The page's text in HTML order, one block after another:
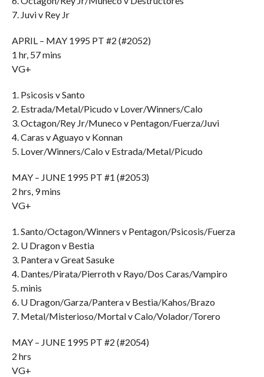
7. Juvi v Rey Jr
APRIL – MAY 1995 PT #2 (#2052)
1 hr, 57 mins
VG+
1. Psicosis v Santo
2. Estrada/Metal/Picudo v Lover/Winners/Calo
3. Octagon/Rey Jr/Muneco v Pentagon/Fuerza/Juvi
4. Caras v Aguayo v Konnan
5. Lover/Winners/Calo v Estrada/Metal/Picudo
MAY – JUNE 1995 PT #1 (#2053)
2 hrs, 9 mins
VG+
1. Santo/Octagon/Winners v Pentagon/Psicosis/Fuerza
2. U Dragon v Bestia
3. Pantera v Great Sasuke
4. Dantes/Pirata/Pierroth v Rayo/Dos Caras/Vampiro
5. minis
6. U Dragon/Garza/Pantera v Bestia/Kahos/Brazo
7. Metal/Misterioso/Mortal v Calo/Volador/Torero
MAY – JUNE 1995 PT #2 (#2054)
2 hrs
VG+